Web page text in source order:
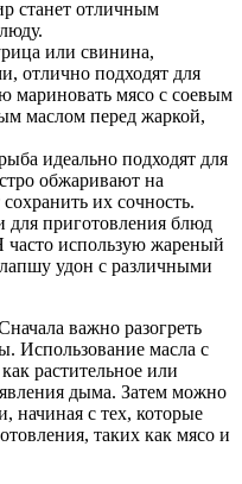
станет отличным
или свинина,
отлично подходят для
мариновать мясо с соевым
маслом перед жаркой,
идеально подходят для
обжаривают на
их сочность.
приготовления блюд
использую жареный
удон с различными
важно разогреть
Использование масла с
растительное или
дыма. Затем можно
начиная с тех, которые
таких как мясо и